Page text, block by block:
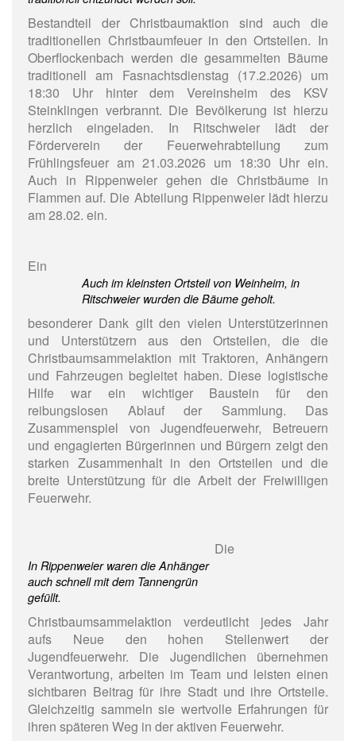
Bestandteil der Christbaumaktion sind auch die
traditionellen Christbaumfeuer in den Ortsteilen. In
Oberflockenbach werden die gesammelten Bäume
traditionell am Fasnachtsdienstag (17.2.2026) um
18:30 Uhr hinter dem Vereinsheim des KSV
Steinklingen verbrannt. Die Bevölkerung ist hierzu
herzlich eingeladen. In Ritschweier lädt der
Förderverein der Feuerwehrabteilung zum
Frühlingsfeuer am 21.03.2026 um 18:30 Uhr ein.
Auch in Rippenweier gehen die Christbäume in
Flammen auf. Die Abteilung Rippenweier lädt hierzu
am 28.02. ein.
Auch im kleinsten Ortsteil von Weinheim, in
Ritschweier wurden die Bäume geholt.
Ein
besonderer Dank gilt den vielen Unterstützerinnen
und Unterstützern aus den Ortsteilen, die die
Christbaumsammelaktion mit Traktoren, Anhängern
und Fahrzeugen begleitet haben. Diese logistische
Hilfe war ein wichtiger Baustein für den
reibungslosen Ablauf der Sammlung. Das
Zusammenspiel von Jugendfeuerwehr, Betreuern
und engagierten Bürgerinnen und Bürgern zeigt den
starken Zusammenhalt in den Ortsteilen und die
breite Unterstützung für die Arbeit der Freiwilligen
Feuerwehr.
In Rippenweier waren die Anhänger
auch schnell mit dem Tannengrün
gefüllt.
Die
Christbaumsammelaktion verdeutlicht jedes Jahr
aufs Neue den hohen Stellenwert der
Jugendfeuerwehr. Die Jugendlichen übernehmen
Verantwortung, arbeiten im Team und leisten einen
sichtbaren Beitrag für ihre Stadt und ihre Ortsteile.
Gleichzeitig sammeln sie wertvolle Erfahrungen für
ihren späteren Weg in der aktiven Feuerwehr.